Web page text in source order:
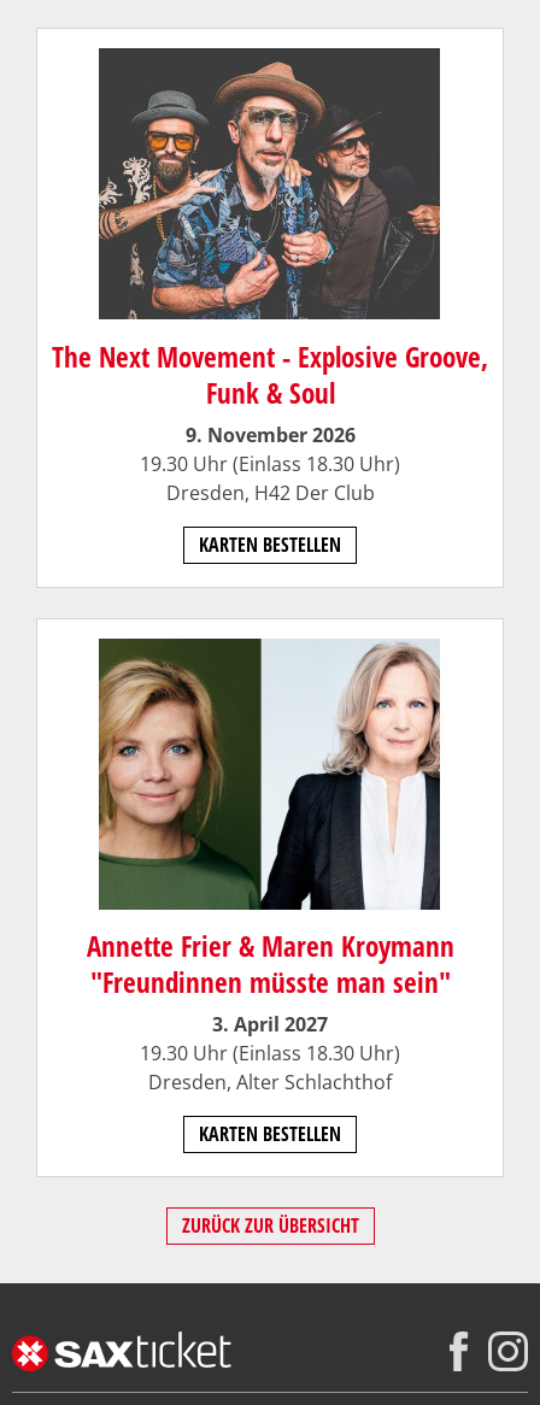
The Next Movement - Explosive Groove,
Funk & Soul
9. November 2026
19.30 Uhr (Einlass 18.30 Uhr)
Dresden, H42 Der Club
KARTEN BESTELLEN
Annette Frier & Maren Kroymann
"Freundinnen müsste man sein"
3. April 2027
19.30 Uhr (Einlass 18.30 Uhr)
Dresden, Alter Schlachthof
KARTEN BESTELLEN
ZURÜCK ZUR ÜBERSICHT